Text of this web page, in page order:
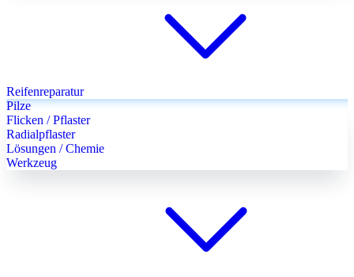
Reifenreparatur
Pilze
Flicken / Pflaster
Radialpflaster
Lösungen / Chemie
Werkzeug